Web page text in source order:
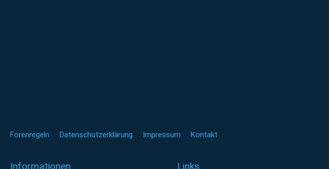
Forenregeln Datenschutzerklärung Impressum Kontakt
Informationen Links